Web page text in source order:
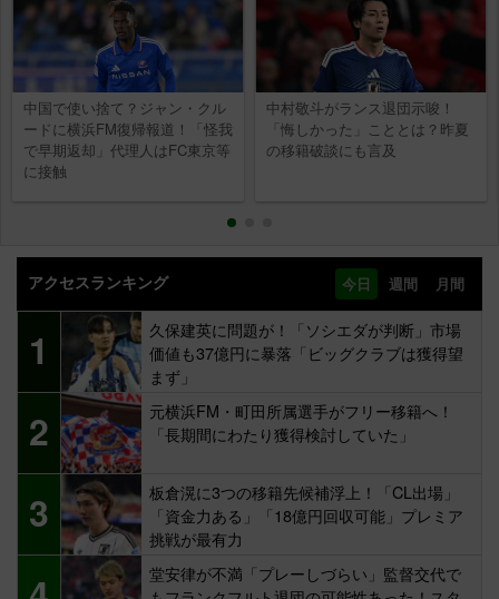
中国で使い捨て？ジャン・クル
ードに横浜FM復帰報道！「怪我
で早期返却」代理人はFC東京等
に接触
中村敬斗がランス退団示唆！
「悔しかった」こととは？昨夏
の移籍破談にも言及
アクセスランキング 今日 週間 月間
1
久保建英に問題が！「ソシエダが判断」市場
価値も37億円に暴落「ビッグクラブは獲得望
まず」
2
元横浜FM・町田所属選手がフリー移籍へ！
「長期間にわたり獲得検討していた」
3
板倉滉に3つの移籍先候補浮上！「CL出場」
「資金力ある」「18億円回収可能」プレミア
挑戦が最有力
堂安律が不満「プレーしづらい」監督交代で